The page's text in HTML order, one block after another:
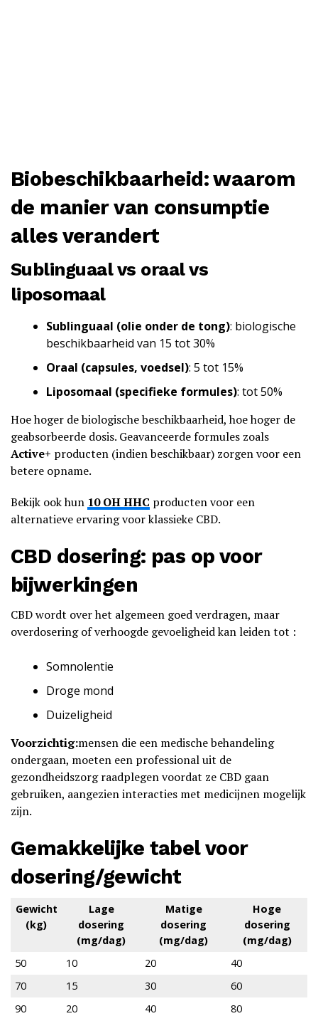
Biobeschikbaarheid: waarom
de manier van consumptie
alles verandert
Sublinguaal vs oraal vs
liposomaal
Sublinguaal (olie onder de tong): biologische
beschikbaarheid van 15 tot 30%
Oraal (capsules, voedsel): 5 tot 15%
Liposomaal (specifieke formules): tot 50%
Hoe hoger de biologische beschikbaarheid, hoe hoger de
geabsorbeerde dosis. Geavanceerde formules zoals
Active+ producten (indien beschikbaar) zorgen voor een
betere opname.
Bekijk ook hun 10 OH HHC producten voor een
alternatieve ervaring voor klassieke CBD.
CBD dosering: pas op voor
bijwerkingen
CBD wordt over het algemeen goed verdragen, maar
overdosering of verhoogde gevoeligheid kan leiden tot :
Somnolentie
Droge mond
Duizeligheid
Voorzichtig:mensen die een medische behandeling
ondergaan, moeten een professional uit de
gezondheidszorg raadplegen voordat ze CBD gaan
gebruiken, aangezien interacties met medicijnen mogelijk
zijn.
Gemakkelijke tabel voor
dosering/gewicht
Gewicht
(kg)
Lage
dosering
(mg/dag)
Matige
dosering
(mg/dag)
Hoge
dosering
(mg/dag)
50
10 20
40
70
15 30
60
90
20 40 80